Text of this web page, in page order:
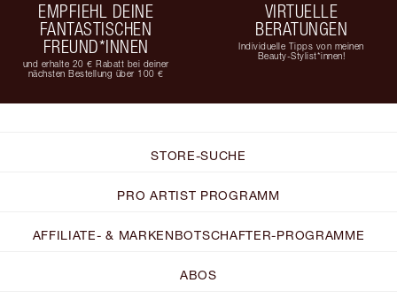
EMPFIEHL DEINE
FANTASTISCHEN
FREUND*INNEN
und erhalte 20 € Rabatt bei deiner
nächsten Bestellung über 100 €
VIRTUELLE
BERATUNGEN
Individuelle Tipps von meinen
Beauty-Stylist*innen!
STORE-SUCHE
PRO ARTIST PROGRAMM
AFFILIATE- & MARKENBOTSCHAFTER-PROGRAMME
ABOS